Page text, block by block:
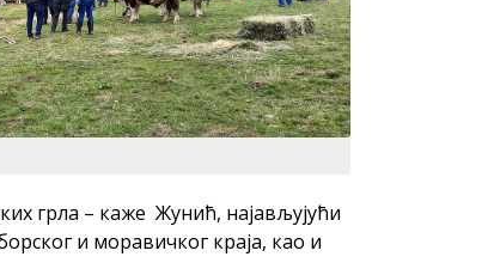
грла – каже Жунић, најављујући
и моравичког краја, као и